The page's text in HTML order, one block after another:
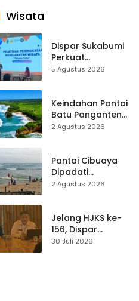
Wisata
Dispar Sukabumi
Perkuat
Keselamatan
Mitigasi hingga
Teknik Evakuasi
5 Agustus 2026
Keindahan Pantai
Batu Panganten
Mulai Dilirik
2 Agustus 2026
Pantai Cibuaya
Dipadati
Wisatawan,
Waspada
2 Agustus 2026
Jelang HJKS ke-
156, Dispar
Kabupaten
30 Juli 2026